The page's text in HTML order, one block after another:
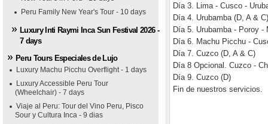
Peru Family New Year's Tour - 10 days
Luxury Inti Raymi Inca Sun Festival 2026 -
7 days
Peru Tours Especiales de Lujo
Luxury Machu Picchu Overflight - 1 days
Luxury Accessible Peru Tour
(Wheelchair) - 7 days
Viaje al Peru: Tour del Vino Peru, Pisco
Sour y Cultura Inca - 9 dias
Día 3. Lima - Cusco -
Día 4. Urubamba (D, A & C)
Día 5. Urubamba - Poroy -
Día 6. Machu Picchu -
Día 7. Cuzco (D, A & C)
Día 8 Opcional. Cuzco -
Día 9. Cuzco (D)
Fin de nuestros servicios.